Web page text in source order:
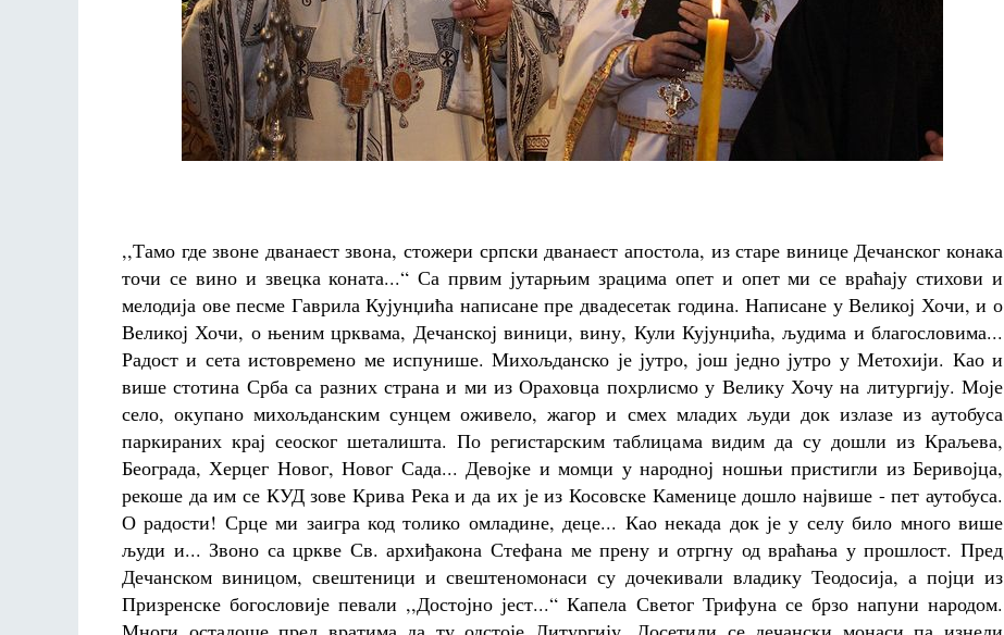
,,Тамо где звоне дванаест звона, стожери српски дванаест апостола, из старе винице Дечанског конака
точи се вино и звецка коната...“ Са првим јутарњим зрацима опет и опет ми се враћају стихови и
мелодија ове песме Гаврила Кујунџића написане пре двадесетак година. Написане у Великој Хочи, и о
Великој Хочи, о њеним црквама, Дечанској виници, вину, Кули Кујунџића, људима и благословима...
Радост и сета истовремено ме испунише. Михољданско је јутро, још једно јутро у Метохији. Као и
више стотина Срба са разних страна и ми из Ораховца похрлисмо у Велику Хочу на литургију. Моје
село, окупано михољданским сунцем оживело, жагор и смех младих људи док излазе из аутобуса
паркираних крај сеоског шеталишта. По регистарским таблицама видим да су дошли из Краљева,
Београда, Херцег Новог, Новог Сада... Девојке и момци у народној ношњи пристигли из Беривојца,
рекоше да им се КУД зове Крива Река и да их је из Косовске Каменице дошло највише - пет аутобуса.
О радости! Срце ми заигра код толико омладине, деце... Као некада док је у селу било много више
људи и... Звоно са цркве Св. архиђакона Стефана ме прену и отргну од враћања у прошлост. Пред
Дечанском виницом, свештеници и свештеномонаси су дочекивали владику Теодосија, а појци из
Призренске богословије певали ,,Достојно јест...“ Капела Светог Трифуна се брзо напуни народом.
Кирилл Мурышев